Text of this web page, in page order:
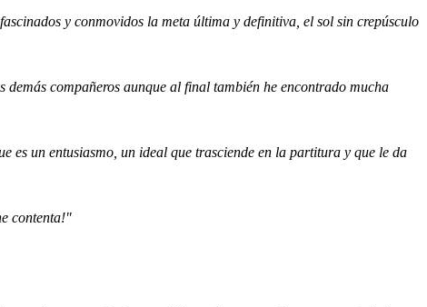
y conmovidos la meta última y definitiva, el sol sin crepúsculo
compañeros aunque al final también he encontrado mucha
es un entusiasmo, un ideal que trasciende en la partitura y que le da
contenta!"